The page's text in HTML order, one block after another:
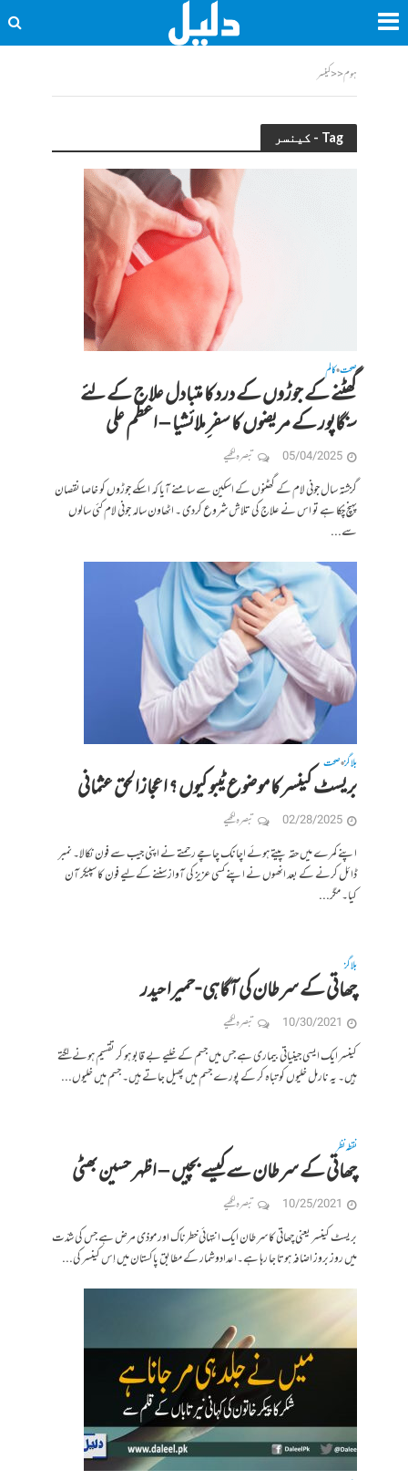
ہوم<<کینسر
Tag - کینسر
صحت•کالم
گھٹنے کے جوڑوں کے درد کا متبادل علاج کے لئے
سنگاپور کے مریضوں کا سفر ِملائشیا – اعظم علی
05/04/2025 تبصرہ لکھیے
گزشتہ سال جونی لام کے گھٹنوں کے اسکین سے سامنے آیا کہ اسکے جوڑوں کو خاصا نقصان
پہنچ چُکا ہے تو اس نے علاج کی تلاش شروع کردی ۔ اٹھاون سالہ جونی لام کئی سالوں
سے...
بلاگز•صحت
بریسٹ کینسر کا موضوع ٹیبو کیوں ؟ اعجازالحق عثمانی
02/28/2025 تبصرہ لکھیے
اپنے کمرے میں حقہ پیتے ہوئے اچانک چاچے رحمتے نے اپنی جیب سے فون نکالا۔ نمبر
ڈائل کرنے کے بعد انھوں نے اپنے کسی عزیز کی آواز سننے کےلیے فون کا سپیکر آن
کیا۔ مگر...
بلاگز
چھاتی کے سرطان کی آگاہی -حمیرا حیدر
10/30/2021 تبصرہ لکھیے
کینسر ایک ایسی جینیاتی بیماری ہے جس میں جسم کے خلیے بے قابو ہو کر تقسیم ہونے لگتے
ہیں۔ یہ نارمل خلیوں کو تباہ کر کے پورے جسم میں پھیل جاتے ہیں۔ جسم میں خلیوں...
نقطہ نظر
چھاتی کے سرطان سے کیسے بچیں – اظہر حسین بھٹی
10/25/2021 تبصرہ لکھیے
بریسٹ کینسر یعنی چھاتی کا سرطان ایک انتہائی خطرناک اور موذی مرض ہے جس کی شدّت
میں روز بروز اضافہ ہوتا جا رہا ہے۔اعدادوشمار کے مطابق پاکستان میں اِس کینسر کی...